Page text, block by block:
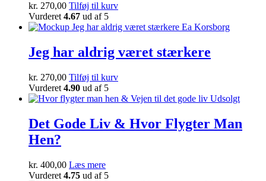
kr. 270,00 Tilføj til kurv
Vurderet 4.67 ud af 5
Jeg har aldrig været stærkere
kr. 270,00 Tilføj til kurv
Vurderet 4.90 ud af 5
Udsolgt
Det Gode Liv & Hvor Flygter Man
Hen?
kr. 400,00 Læs mere
Vurderet 4.75 ud af 5